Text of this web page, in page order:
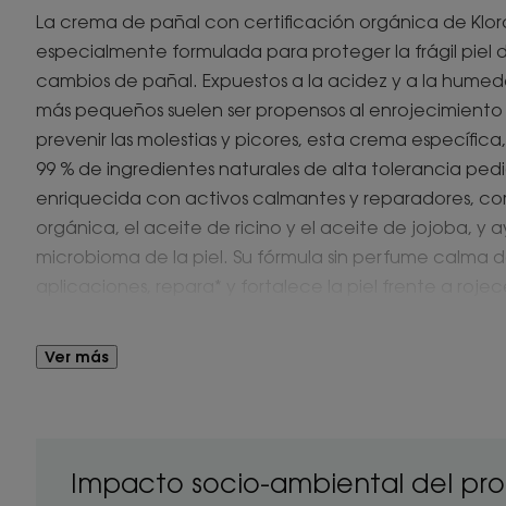
La crema de pañal con certificación orgánica de
especialmente formulada para proteger la frágil piel
cambios de pañal. Expuestos a la acidez y a la
más pequeños suelen ser propensos al
prevenir las molestias y picores, esta crema
99 % de ingredientes naturales de alta tolerancia
enriquecida con activos calmantes y reparadores,
orgánica, el aceite de ricino y el aceite de jojoba, y
microbioma de la piel. Su fórmula sin perfume calma
zona del pañal del bebé.
Ver más
Impacto socio-ambiental del